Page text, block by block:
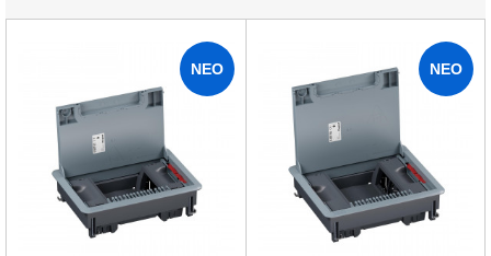
ΝΈΟ ΝΈΟ